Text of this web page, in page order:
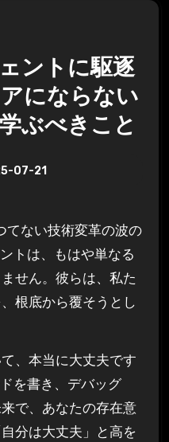
ントに駆逐
にならない
ぶべきこと
07-21
トは、もはや単なる
せん。彼らは、私た
根底から覆そうとし
、本当に大丈夫です
を書き、デバッグ
で、あなたの存在意
分は大丈夫」と高を